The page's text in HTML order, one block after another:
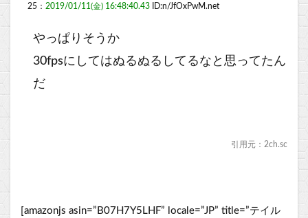
25： 2019/01/11(金) 16:48:40.43 ID:n/JfOxPwM.net
やっぱりそうか
30fpsにしてはぬるぬるしてるなと思ってたん
だ
引用元：2ch.sc
[amazonjs asin=”B07H7Y5LHF” locale=”JP” title=”テイル